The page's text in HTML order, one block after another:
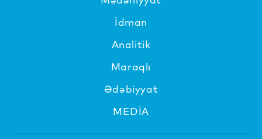
İdman
Analitik
Maraqlı
Ədəbiyyat
MEDİA